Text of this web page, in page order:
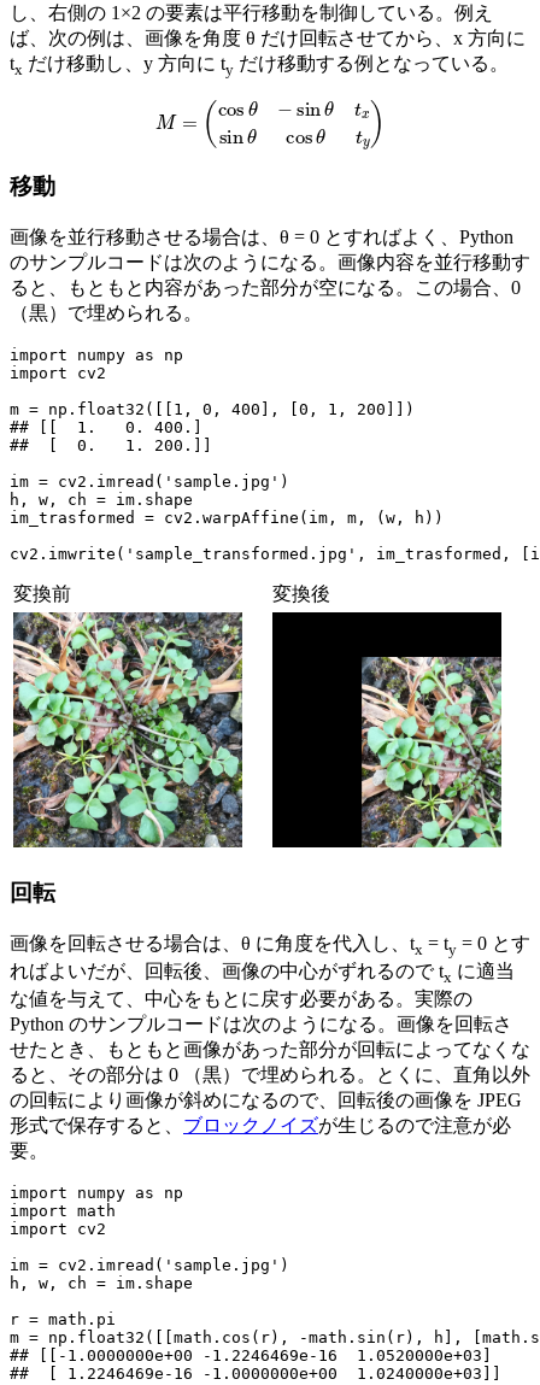
し、右側の 1×2 の要素は平行移動を制御している。例え
ば、次の例は、画像を角度 θ だけ回転させてから、x 方向に
tx だけ移動し、y 方向に ty だけ移動する例となっている。
cos sin sin θcos θ ty
移動
画像を並行移動させる場合は、θ = 0 とすればよく、Python
のサンプルコードは次のようになる。画像内容を並行移動す
ると、もともと内容があった部分が空になる。この場合、0
（黒）で埋められる。
import numpy as np
import cv2
m = np.float32([ [1, 0, 400], [0, 1, 200] ])
## [ [  1.   0. 400.]
##  [  0.   1. 200.] ]
im = cv2.imread('sample.jpg')
h, w, ch = im.shape
im_trasformed = cv2.warpAffine(im, m, (w, h))
cv2.imwrite('sample_transformed.jpg', im_trasformed,
変換前 変換後
回転
画像を回転させる場合は、θ に角度を代入し、tx = ty = 0 とす
ればよいだが、回転後、画像の中心がずれるので tx に適当
な値を与えて、中心をもとに戻す必要がある。実際の
Python のサンプルコードは次のようになる。画像を回転さ
せたとき、もともと画像があった部分が回転によってなくな
ると、その部分は 0 （黒）で埋められる。とくに、直角以外
の回転により画像が斜めになるので、回転後の画像を JPEG
形式で保存すると、 ブロックノイズが生じるので注意が必
要。
import numpy as np
import math
import cv2
im = cv2.imread('sample.jpg')
h, w, ch = im.shape
r = math.pi
m = np.float32([
[math.cos(r), -math.sin(r), h],
## [
[-1.0000000e+00 -1.2246469e-16  1.0520000e+03]
##  [ 1.2246469e-16 -1.0000000e+00  1.0240000e+03]